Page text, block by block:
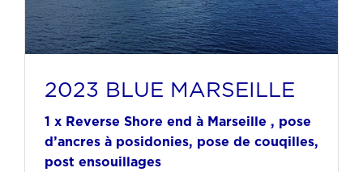
2023 BLUE MARSEILLE
1 x Reverse Shore end à Marseille , pose
d’ancres à posidonies, pose de couqilles,
post ensouillages